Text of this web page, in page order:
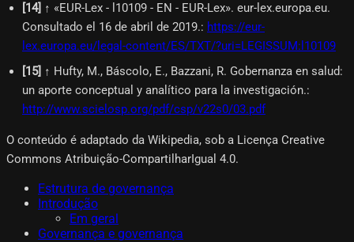
14] ↑ «EUR-Lex - l10109 - EN - EUR-Lex». eur-lex.europa.eu.
Consultado el 16 de abril de 2019.: https://eur-
lex.europa.eu/legal-content/ES/TXT/?uri=LEGISSUM:l10109
15] ↑ Hufty, M., Báscolo, E., Bazzani, R. Gobernanza en salud:
un aporte conceptual y analítico para la investigación.:
http://www.scielosp.org/pdf/csp/v22s0/03.pdf
O conteúdo é adaptado da Wikipedia, sob a Licença Creative
Commons Atribuição-CompartilharIgual 4.0.
Estrutura de governança
Introdução
Em geral
Governança e governança